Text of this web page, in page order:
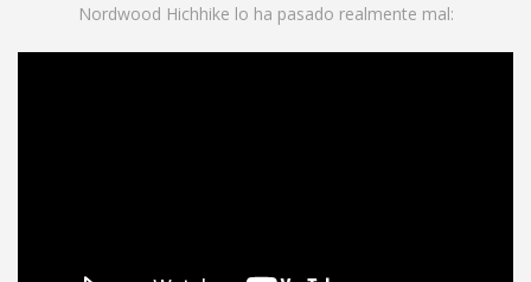
Nordwood Hichhike lo ha pasado realmente mal: